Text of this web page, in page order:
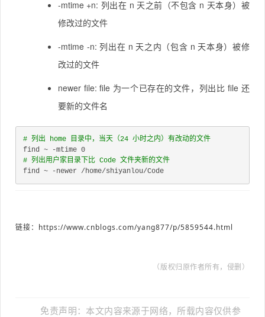
-mtime +n: 列出在 n 天之前（不包含 n 天本身）被
修改过的文件
-mtime -n: 列出在 n 天之内（包含 n 天本身）被修
改过的文件
newer file: file 为一个已存在的文件，列出比 file 还
要新的文件名
# 列出 home 目录中，当天（24 小时之内）有改动的文件
find ~ -mtime 0
# 列出用户家目录下比 Code 文件夹新的文件
find ~ -newer /home/shiyanlou/Code
链接： https://www.cnblogs.com/yang877/p/5859544.html
（版权归原作者所有，侵删）
免责声明：本文内容来源于网络，所载内容仅供参